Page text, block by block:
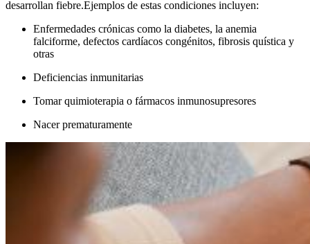
desarrollan fiebre.Ejemplos de estas condiciones incluyen:
Enfermedades crónicas como la diabetes, la anemia
falciforme, defectos cardíacos congénitos, fibrosis quística y
otras
Deficiencias inmunitarias
Tomar quimioterapia o fármacos inmunosupresores
Nacer prematuramente